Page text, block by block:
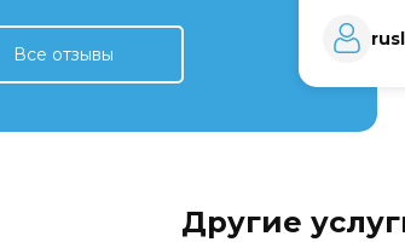
Все отзывы
Другие